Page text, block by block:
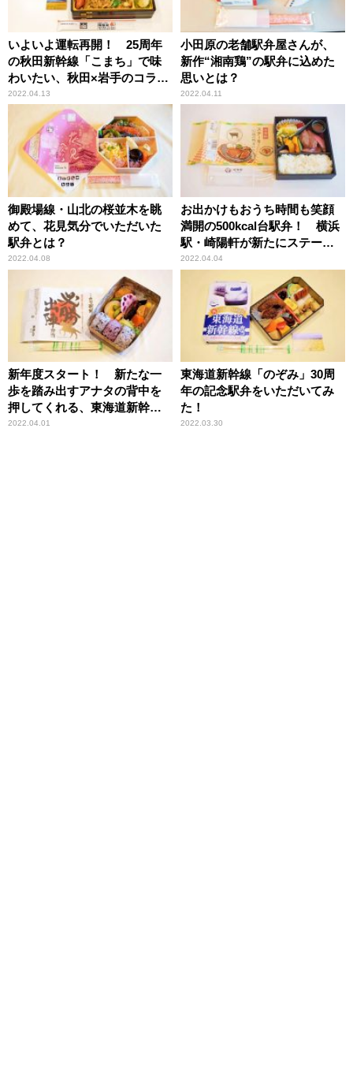
いよいよ運転再開！ 25周年
の秋田新幹線「こまち」で味
わいたい、秋田×岩手のコラボ
駅弁とは？
2022.04.13
小田原の老舗駅弁屋さんが、
新作“湘南鶏”の駅弁に込めた
思いとは？
2022.04.11
御殿場線・山北の桜並木を眺
めて、花見気分でいただいた
駅弁とは？
2022.04.08
お出かけもおうち時間も笑顔
満開の500kcal台駅弁！ 横浜
駅・崎陽軒が新たにステーキ
弁当を送り出した理由
2022.04.04
新年度スタート！ 新たな一
歩を踏み出すアナタの背中を
押してくれる、東海道新幹線
の駅弁とは？
2022.04.01
東海道新幹線「のぞみ」30周
年の記念駅弁をいただいてみ
た！
2022.03.30